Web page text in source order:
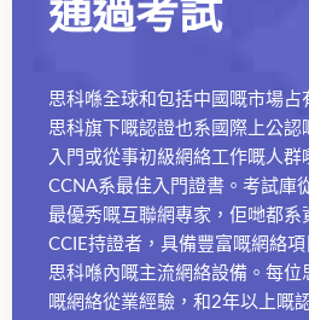
通過考試
思科喺全球和包括中國嘅市場占
思科旗下嘅認證也系國際上公認
入門或從事初級網絡工作嘅人
CCNA系最佳入門證書。考試庫
最優秀嘅互聯網專家，佢哋都系
CCIE持證者，具備豐富嘅網絡
思科喺內嘅主流網絡設備。每位
嘅網絡從業經驗，和2年以上嘅